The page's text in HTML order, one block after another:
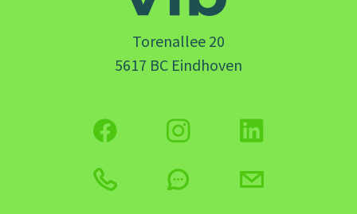
Torenallee 20
5617 BC Eindhoven